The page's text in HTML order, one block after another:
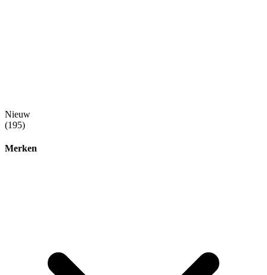
Nieuw
(195)
Merken